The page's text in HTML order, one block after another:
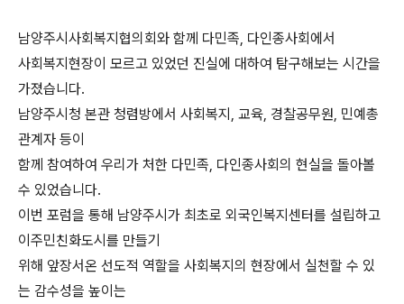
남양주시사회복지협의회와 함께 다민족, 다인종사회에서
사회복지현장이 모르고 있었던 진실에 대하여 탐구해보는 시간을
가졌습니다.
남양주시청 본관 청렴방에서 사회복지, 교육, 경찰공무원, 민예총
관계자 등이
함께 참여하여 우리가 처한 다민족, 다인종사회의 현실을 돌아볼
수 있었습니다.
이번 포럼을 통해 남양주시가 최초로 외국인복지센터를 설립하고
이주민친화도시를 만들기
위해 앞장서온 선도적 역할을 사회복지의 현장에서 실천할 수 있
는 감수성을 높이는